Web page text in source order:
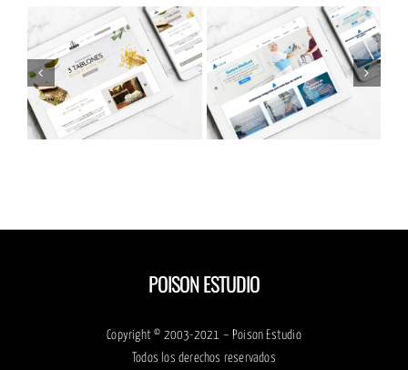
Página web para
Medica4
Página web para
Mayor Activo
POISON ESTUDIO
Copyright © 2003-2021 – Poison Estudio
Todos los derechos reservados